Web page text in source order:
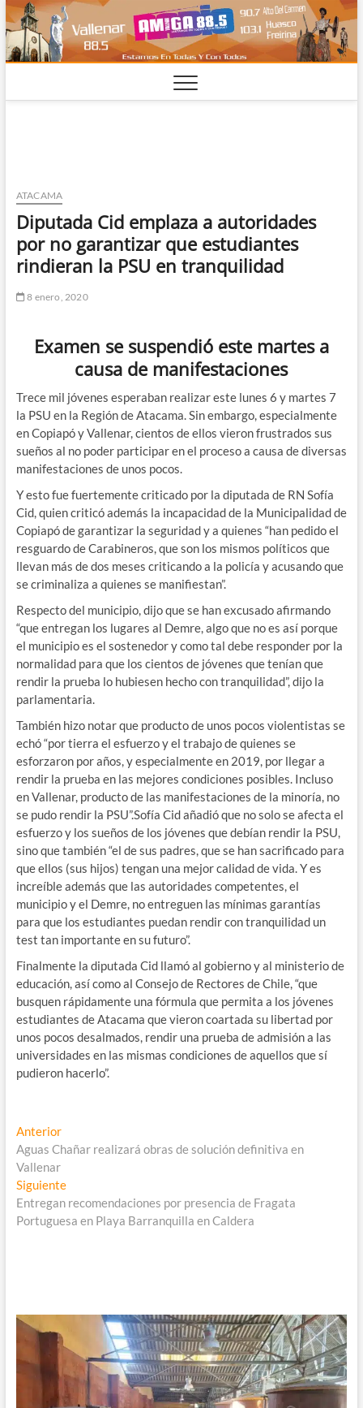
Saltar
al
contenido
ATACAMA
Diputada Cid emplaza a autoridades
por no garantizar que estudiantes
rindieran la PSU en tranquilidad
8 enero, 2020
Examen se suspendió este martes a
causa de manifestaciones
Trece mil jóvenes esperaban realizar este lunes 6 y martes 7
la PSU en la Región de Atacama. Sin embargo, especialmente
en Copiapó y Vallenar, cientos de ellos vieron frustrados sus
sueños al no poder participar en el proceso a causa de diversas
manifestaciones de unos pocos.
Y esto fue fuertemente criticado por la diputada de RN Sofía
Cid, quien criticó además la incapacidad de la Municipalidad de
Copiapó de garantizar la seguridad y a quienes “han pedido el
resguardo de Carabineros, que son los mismos políticos que
llevan más de dos meses criticando a la policía y acusando que
se criminaliza a quienes se manifiestan”.
Respecto del municipio, dijo que se han excusado afirmando
“que entregan los lugares al Demre, algo que no es así porque
el municipio es el sostenedor y como tal debe responder por la
normalidad para que los cientos de jóvenes que tenían que
rendir la prueba lo hubiesen hecho con tranquilidad”, dijo la
parlamentaria.
También hizo notar que producto de unos pocos violentistas se
echó “por tierra el esfuerzo y el trabajo de quienes se
esforzaron por años, y especialmente en 2019, por llegar a
rendir la prueba en las mejores condiciones posibles. Incluso
en Vallenar, producto de las manifestaciones de la minoría, no
se pudo rendir la PSU”.Sofía Cid añadió que no solo se afecta el
esfuerzo y los sueños de los jóvenes que debían rendir la PSU,
sino que también “el de sus padres, que se han sacrificado para
que ellos (sus hijos) tengan una mejor calidad de vida. Y es
increíble además que las autoridades competentes, el
municipio y el Demre, no entreguen las mínimas garantías
para que los estudiantes puedan rendir con tranquilidad un
test tan importante en su futuro”.
Finalmente la diputada Cid llamó al gobierno y al ministerio de
educación, así como al Consejo de Rectores de Chile, “que
busquen rápidamente una fórmula que permita a los jóvenes
estudiantes de Atacama que vieron coartada su libertad por
unos pocos desalmados, rendir una prueba de admisión a las
universidades en las mismas condiciones de aquellos que sí
pudieron hacerlo”.
Navegación
de
entradas
AnteriorEntrada
anterior:
Aguas Chañar realizará obras de solución definitiva en
Vallenar
SiguienteEntrada
siguiente:
Entregan recomendaciones por presencia de Fragata
Portuguesa en Playa Barranquilla en Caldera